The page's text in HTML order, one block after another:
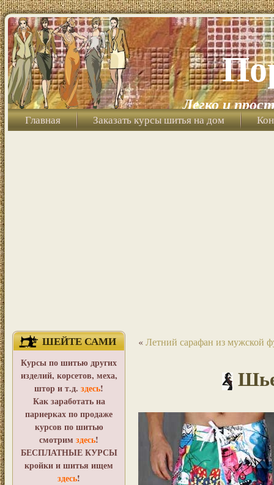
Легко и
Главная Заказать курсы шитья на дом
ШЕЙТЕ САМИ
Курсы по шитью других
изделий, корсетов, меха,
штор и т.д. здесь!
Как заработать на
парнерках по продаже
курсов по шитью
смотрим здесь!
БЕСПЛАТНЫЕ КУРСЫ
кройки и шитья ищем
здесь!
«Летний сарафан из мужской